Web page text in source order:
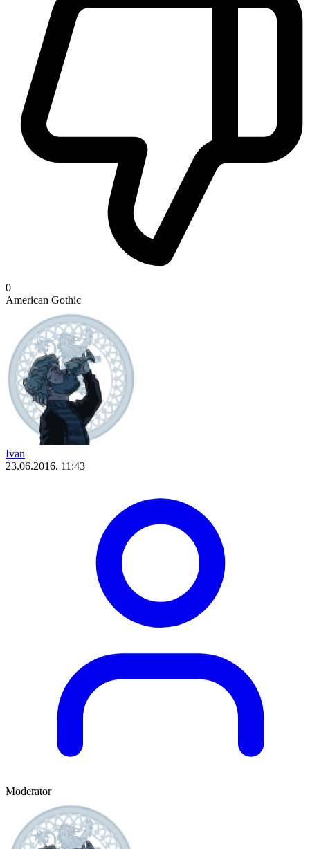
0
American Gothic
Ivan
23.06.2016. 11:43
Moderator